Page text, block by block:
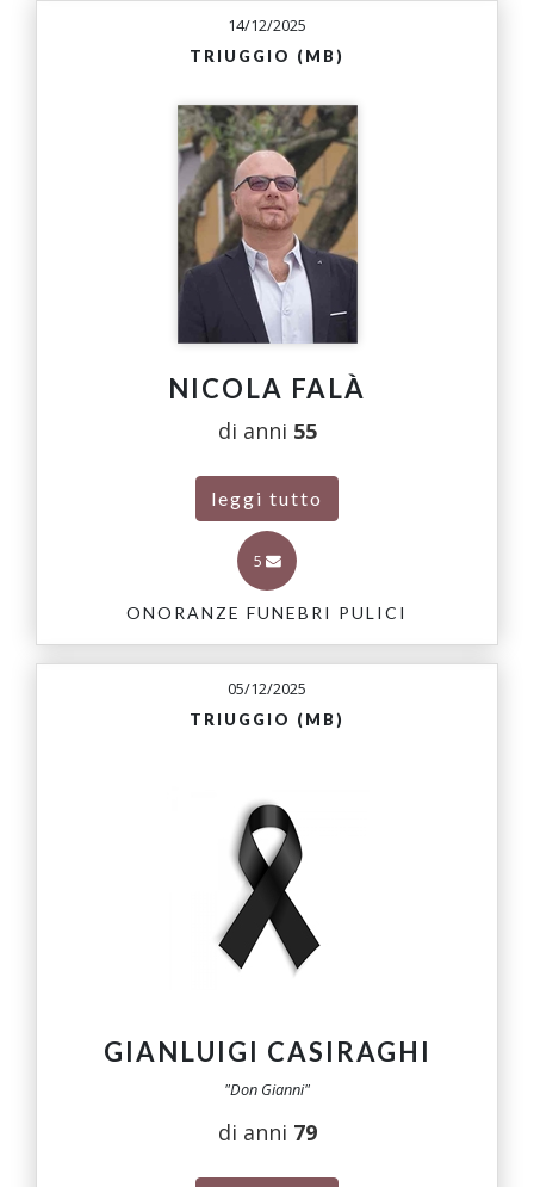
14/12/2025
TRIUGGIO (MB)
NICOLA FALÀ
di anni 55
leggi tutto
5
ONORANZE FUNEBRI PULICI
05/12/2025
TRIUGGIO (MB)
GIANLUIGI CASIRAGHI
"Don Gianni"
di anni 79